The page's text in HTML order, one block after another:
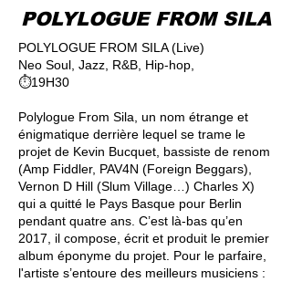
POLYLOGUE FROM SILA
POLYLOGUE FROM SILA (Live)
Neo Soul, Jazz, R&B, Hip-hop,
⏱19H30
Polylogue From Sila, un nom étrange et
énigmatique derrière lequel se trame le
projet de Kevin Bucquet, bassiste de renom
(Amp Fiddler, PAV4N (Foreign Beggars),
Vernon D Hill (Slum Village…) Charles X)
qui a quitté le Pays Basque pour Berlin
pendant quatre ans. C’est là-bas qu’en
2017, il compose, écrit et produit le premier
album éponyme du projet. Pour le parfaire,
l'artiste s’entoure des meilleurs musiciens :